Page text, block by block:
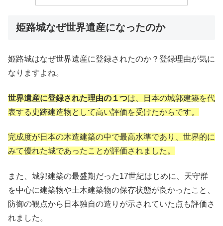
姫路城なぜ世界遺産になったのか
姫路城はなぜ世界遺産に登録されたのか？登録理由が気に
なりますよね。
世界遺産に登録された理由の１つは、日本の城郭建築を代
表する史跡建造物として高い評価を受けたからです。
完成度が日本の木造建築の中で最高水準であり、世界的に
みて優れた城であったことが評価されました。
また、城郭建築の最盛期だった17世紀はじめに、天守群
を中心に建築物や土木建築物の保存状態が良かったこと、
防御の観点から日本独自の造りが示されていた点も評価さ
れました。